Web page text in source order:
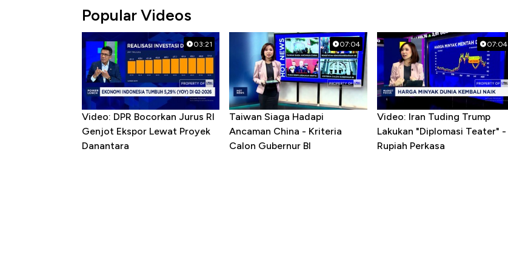
Popular Videos
03:21
Video: DPR Bocorkan Jurus RI
Genjot Ekspor Lewat Proyek
Danantara
07:04
Taiwan Siaga Hadapi
Ancaman China - Kriteria
Calon Gubernur BI
07:04
Video: Iran Tuding Trump
Lakukan "Diplomasi Teater" -
Rupiah Perkasa